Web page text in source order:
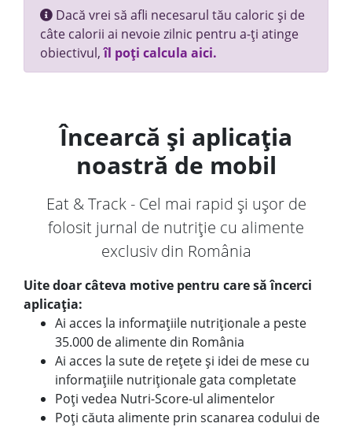
Dacă vrei să afli necesarul tău caloric și de
câte calorii ai nevoie zilnic pentru a-ți atinge
obiectivul,îl poți calcula aici.
Încearcă și aplicația
noastră de mobil
Eat & Track - Cel mai rapid și ușor de
folosit jurnal de nutriție cu alimente
exclusiv din România
Uite doar câteva motive pentru care să încerci
aplicația:
Ai acces la informațiile nutriționale a peste
35.000 de alimente din România
Ai acces la sute de rețete și idei de mese cu
informațiile nutriționale gata completate
Poți vedea Nutri-Score-ul alimentelor
Poți căuta alimente prin scanarea codului de